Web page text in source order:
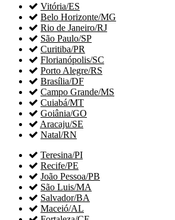
 Vitória/ES
 Belo Horizonte/MG
 Rio de Janeiro/RJ
 São Paulo/SP
 Curitiba/PR
 Florianópolis/SC
 Porto Alegre/RS
 Brasília/DF
 Campo Grande/MS
 Cuiabá/MT
 Goiânia/GO
 Aracaju/SE
 Natal/RN
 Teresina/PI
 Recife/PE
 João Pessoa/PB
 São Luis/MA
 Salvador/BA
 Maceió/AL